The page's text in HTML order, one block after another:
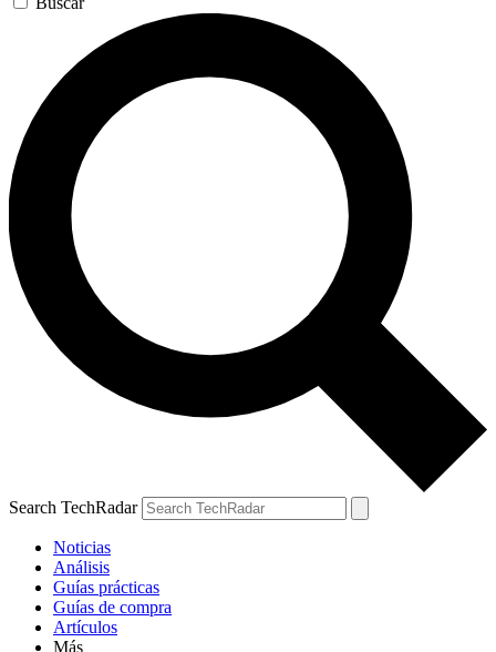
Search TechRadar
Noticias
Análisis
Guías prácticas
Guías de compra
Artículos
Más